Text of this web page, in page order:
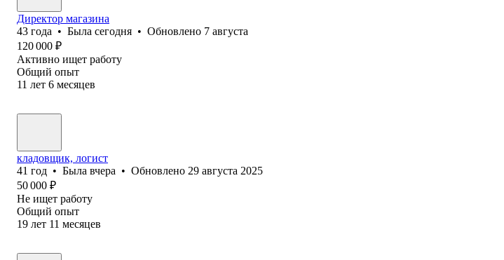
Директор магазина
43 года • Была сегодня • Обновлено 7 августа
120 000 ₽
Активно ищет работу
Общий опыт
11 лет 6 месяцев
кладовщик, логист
41 год • Была вчера • Обновлено 29 августа 2025
50 000 ₽
Не ищет работу
Общий опыт
19 лет 11 месяцев